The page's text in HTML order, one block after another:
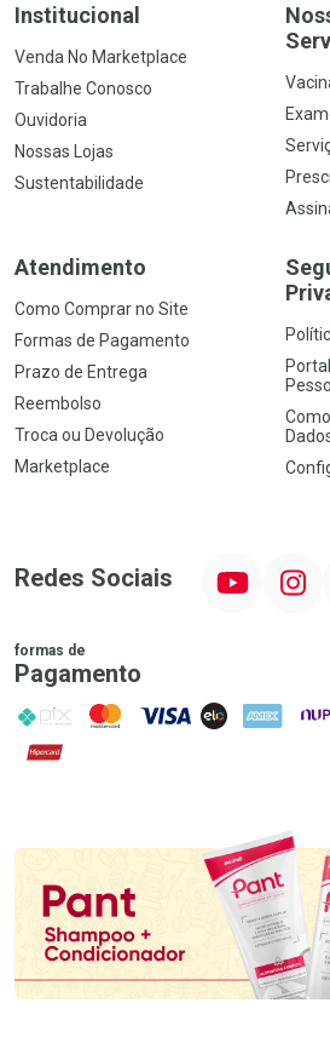
Institucional
Venda No Marketplace
Trabalhe Conosco
Ouvidoria
Nossas Lojas
Sustentabilidade
Atendimento
Como Comprar no Site
Formas de Pagamento
Prazo de Entrega
Reembolso
Troca ou Devolução
Marketplace
Redes Sociais
formas de
Pagamento
PIX MasterCard
VISA ELO AMEX
Hipercard
Promoção em